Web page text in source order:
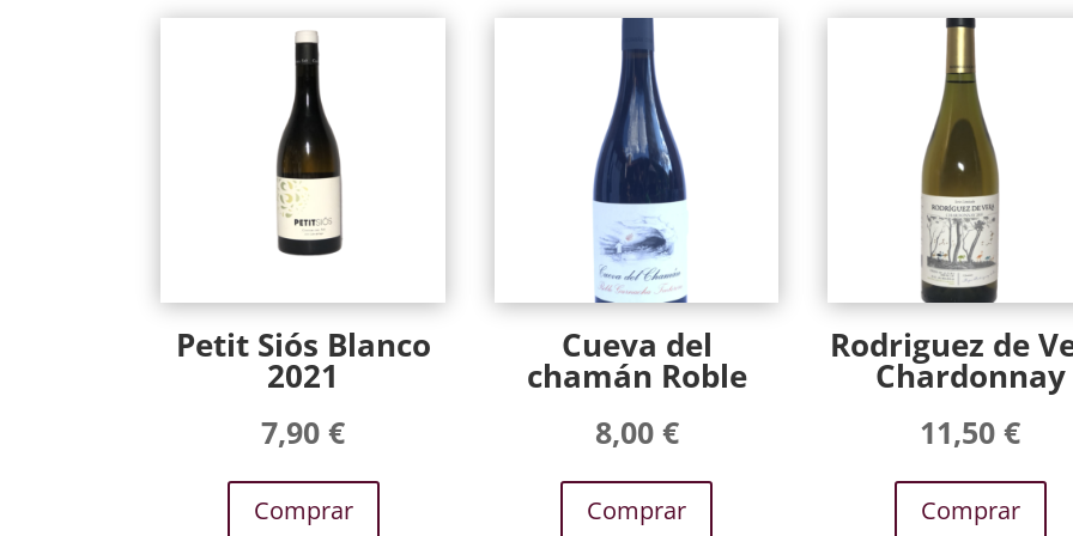
Petit Siós Blanco
2021
7,90€
Comprar
Cueva del
chamán Roble
8,00 €
Comprar
Rodriguez de
Chardonnay
11,50€
Comprar